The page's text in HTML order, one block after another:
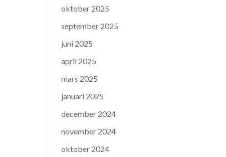
oktober 2025
september 2025
juni 2025
april 2025
mars 2025
januari 2025
december 2024
november 2024
oktober 2024